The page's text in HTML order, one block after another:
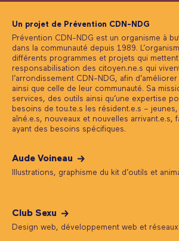
Un projet de Prévention CDN-NDG
Prévention CDN-NDG est un organisme à
dans la communauté depuis 1989.
différents programmes et projets qui mettent
responsabilisation des citoyen.ne.s qui
l’arrondissement CDN-NDG, afin
ainsi que celle de leur communauté. Sa
services, des outils ainsi qu’une expertise
besoins de tou.te.s les résident.e.s –
aîné.e.s, nouveaux et nouvelles arrivant.e.s,
ayant des besoins spécifiques.
Aude Voineau
Illustrations, graphisme du kit d’outils et
Club Sexu
Design web, développement web et